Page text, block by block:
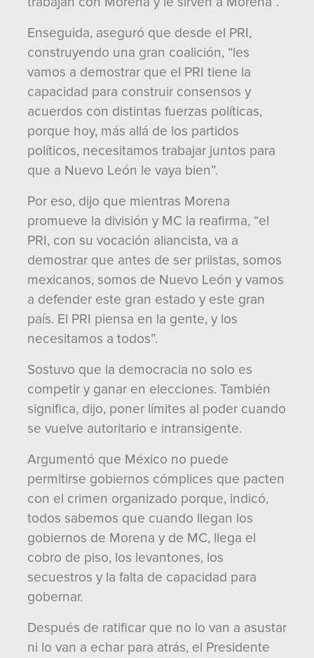
Enseguida, aseguró que desde el PRI,
construyendo una gran coalición, “les
vamos a demostrar que el PRI tiene la
capacidad para construir consensos y
acuerdos con distintas fuerzas políticas,
porque hoy, más allá de los partidos
políticos, necesitamos trabajar juntos para
que a Nuevo León le vaya bien”.
Por eso, dijo que mientras Morena
promueve la división y MC la reafirma, “el
PRI, con su vocación aliancista, va a
demostrar que antes de ser priistas, somos
mexicanos, somos de Nuevo León y vamos
a defender este gran estado y este gran
país. El PRI piensa en la gente, y los
necesitamos a todos”.
Sostuvo que la democracia no solo es
competir y ganar en elecciones. También
significa, dijo, poner límites al poder cuando
se vuelve autoritario e intransigente.
Argumentó que México no puede
permitirse gobiernos cómplices que pacten
con el crimen organizado porque, indicó,
todos sabemos que cuando llegan los
gobiernos de Morena y de MC, llega el
cobro de piso, los levantones, los
secuestros y la falta de capacidad para
gobernar.
Después de ratificar que no lo van a asustar
ni lo van a echar para atrás, el Presidente